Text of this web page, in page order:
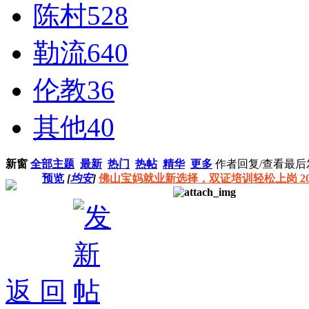
陈村528
勒流640
伦教36
其他40
新窗 全部主题 最新 热门 热帖 精华 更多 作者回复/查看最后
预览 [均安] 佛山宝妈就业新选择，双证培训轻松上岗
返 回